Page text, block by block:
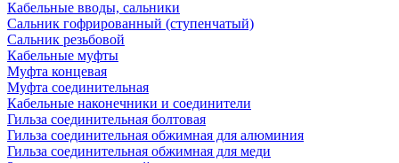
Кабельные вводы, сальники
Сальник гофрированный (ступенчатый)
Сальник резьбовой
Кабельные муфты
Муфта концевая
Муфта соединительная
Кабельные наконечники и соединители
Гильза соединительная болтовая
Гильза соединительная обжимная для алюминия
Гильза соединительная обжимная для меди